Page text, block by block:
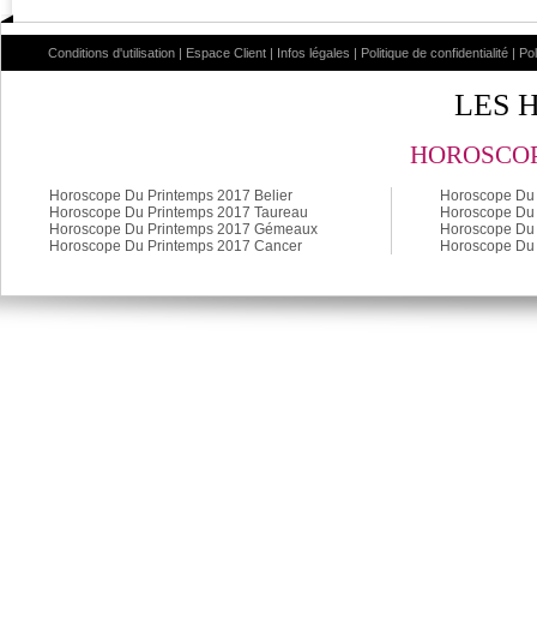
Conditions d'utilisation | Espace Client | Infos légales | Politique de confidentialité |
LES
Horoscope Du Printemps 2017 Belier
Horoscope Du Printemps 2017 Taureau
Horoscope Du Printemps 2017 Gémeaux
Horoscope Du Printemps 2017 Cancer
Horoscope
Horoscope
Horoscope
Horoscope